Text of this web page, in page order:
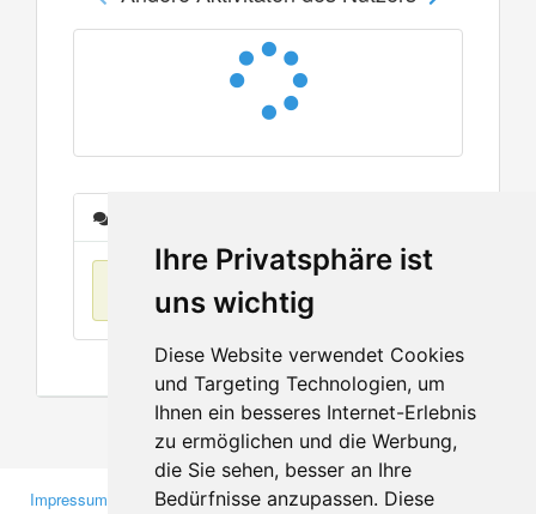
Ihre Privatsphäre ist
uns wichtig
Diese Website verwendet Cookies
und Targeting Technologien, um
Ihnen ein besseres Internet-Erlebnis
zu ermöglichen und die Werbung,
die Sie sehen, besser an Ihre
Bedürfnisse anzupassen. Diese
Keine Einträge
Impressum
Gewerbetreibende